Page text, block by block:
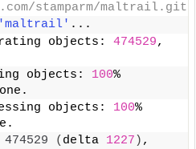
stamparm/maltrail.git
'maltrail' ...
objects: 474529,
objects: 100
objects: 100
474529 ( delta 1227 ) ,